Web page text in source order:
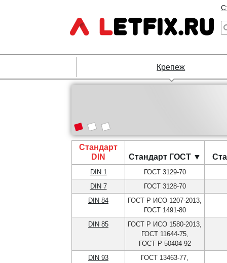
Крепеж
Стандарт
DIN
Стандарт ГОСТ ▼
DIN 1
ГОСТ 3129-70
DIN 7
ГОСТ 3128-70
DIN 84
ГОСТ Р ИСО 1207-2013,
ГОСТ 1491-80
DIN 85
ГОСТ Р ИСО 1580-2013,
ГОСТ 11644-75,
ГОСТ Р 50404-92
DIN 93
ГОСТ 13463-77,